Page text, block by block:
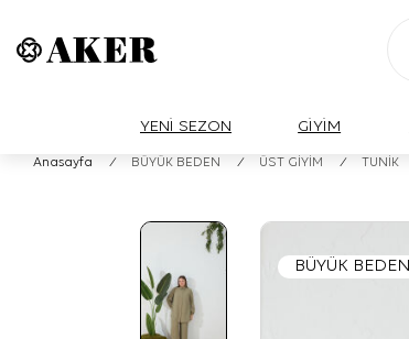
YENİ SEZON GİYİM
Anasayfa / BÜYÜK BEDEN / ÜST GİYİM / TUNİK
BÜYÜK BEDEN